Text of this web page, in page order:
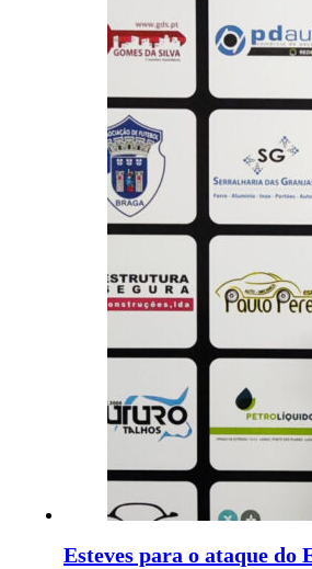
Esteves para o ataque do